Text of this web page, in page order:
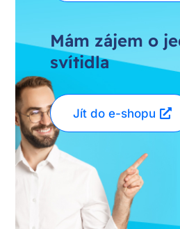
Mám zájem o
svítidla
Jít do e-shopu